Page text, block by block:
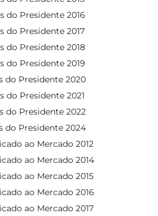
do Presidente 2016
do Presidente 2017
do Presidente 2018
do Presidente 2019
do Presidente 2020
do Presidente 2021
do Presidente 2022
do Presidente 2024
ao Mercado 2012
ao Mercado 2014
ao Mercado 2015
ao Mercado 2016
ao Mercado 2017